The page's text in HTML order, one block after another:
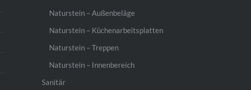
Naturstein – Außenbeläge
Naturstein – Küchenarbeitsplatten
Naturstein – Treppen
Naturstein – Innenbereich
Sanitär